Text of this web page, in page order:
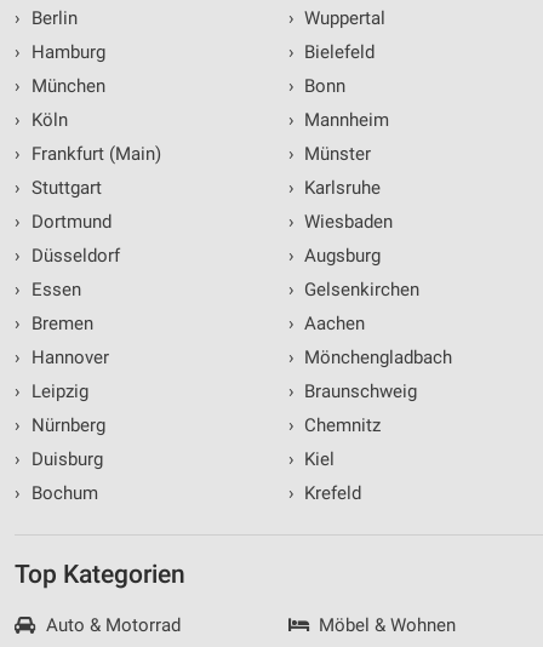
›
Berlin
›
Hamburg
›
München
›
Köln
›
Frankfurt (Main)
› Stuttgart
›
Dortmund
›
Düsseldorf
›
Essen
›
Bremen
›
Hannover
›
Leipzig
›
Nürnberg
›
Duisburg
›
Bochum
› Wuppertal
› Bielefeld
› Bonn
› Mannheim
› Münster
› Karlsruhe
› Wiesbaden
› Augsburg
› Gelsenkirchen
› Aachen
› Mönchengladbach
› Braunschweig
› Chemnitz
› Kiel
› Krefeld
Top Kategorien
Auto & Motorrad
Möbel & Wohnen